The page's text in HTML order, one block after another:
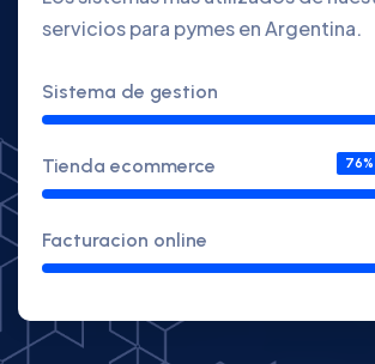
servicios para pymes en Argentina.
Sistema de gestion
Tienda ecommerce 76%
Facturacion online